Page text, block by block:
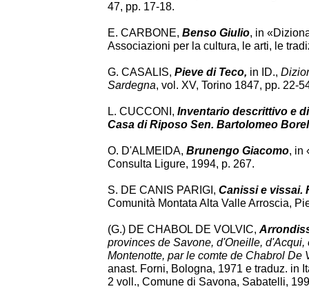
47, pp. 17-18.
E. CARBONE, Benso Giulio, in
Associazioni per la cultura, le arti, le
G. CASALIS, Pieve di Teco, in ID.,
Sardegna, vol. XV, Torino 1847, pp. 22-
L. CUCCONI, Inventario descrittivo e
Casa di Riposo Sen. Bartolomeo
O. D'ALMEIDA, Brunengo Giacomo, in
Consulta Ligure, 1994, p. 267.
S. DE CANIS PARIGI, Canissi e vissai.
Comunità Montata Alta Valle Arroscia,
(G.) DE CHABOL DE VOLVIC,
provinces de Savone, d'Oneille,
Montenotte, par le comte de Chabrol
anast. Forni, Bologna, 1971 e traduz. in
2 voll., Comune di Savona, Sabatelli,